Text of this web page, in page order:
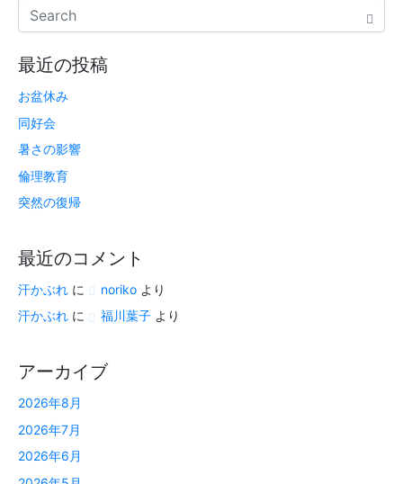
最近の投稿
お盆休み
同好会
暑さの影響
倫理教育
突然の復帰
最近のコメント
汗かぶれ に norikoより
汗かぶれ に 福川葉子より
アーカイブ
2026年8月
2026年7月
2026年6月